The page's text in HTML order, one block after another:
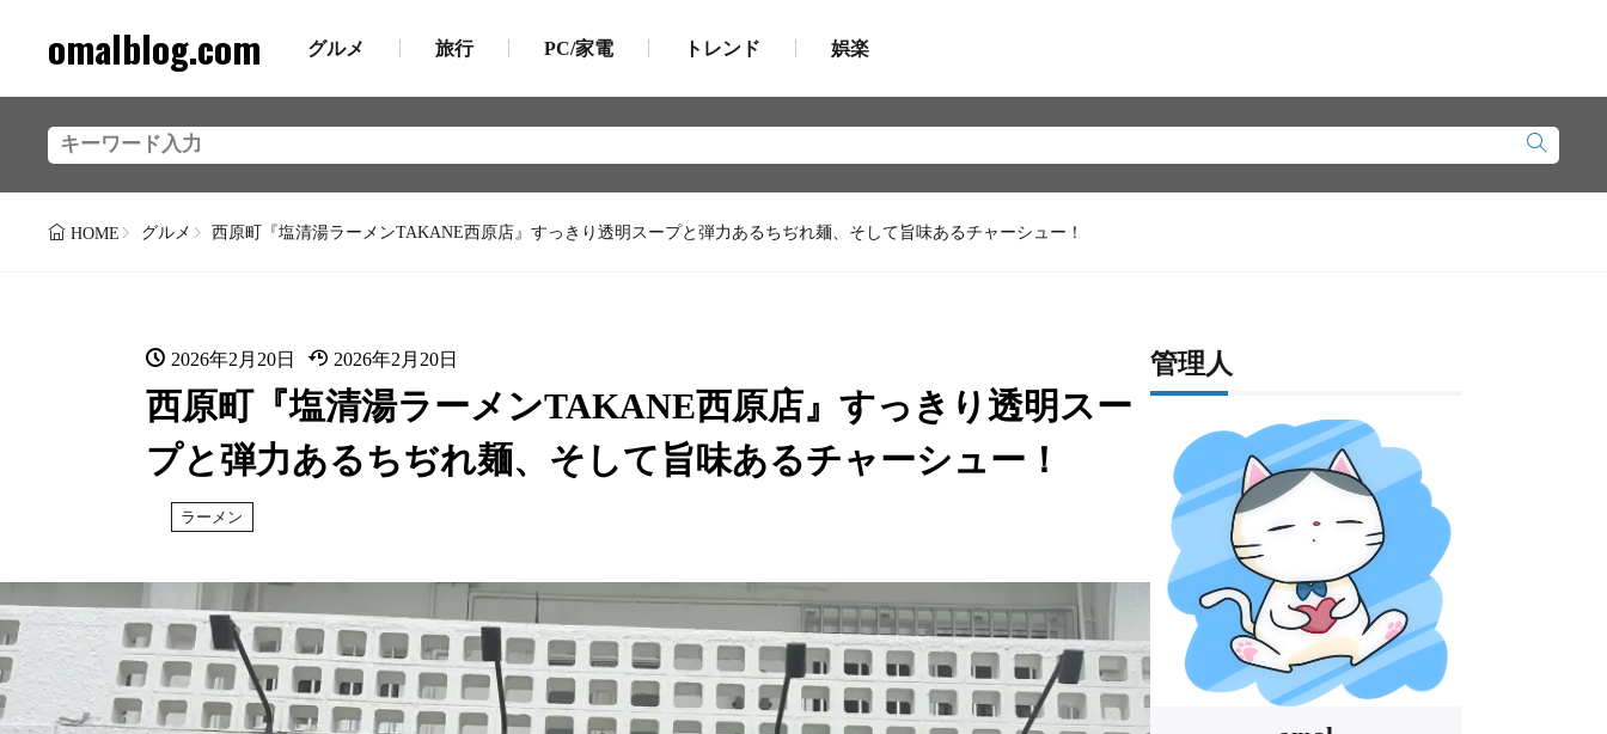
omalblog.com グルメ 旅行 PC/家電 トレンド 娯楽
HOME グルメ 西原町『塩清湯ラーメンTAKANE西原店』すっきり透明スープと弾力あるちぢれ麺、そして旨味あるチャーシュー！
2026年2月20日 2026年2月20日
西原町『塩清湯ラーメンTAKANE西原店』すっきり透明スー
プと弾力あるちぢれ麺、そして旨味あるチャーシュー！
ラーメン
管理人